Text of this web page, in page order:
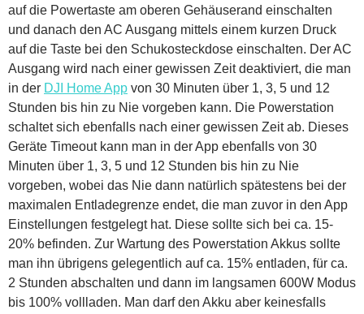
auf die Powertaste am oberen Gehäuserand einschalten
und danach den AC Ausgang mittels einem kurzen Druck
auf die Taste bei den Schukosteckdose einschalten. Der AC
Ausgang wird nach einer gewissen Zeit deaktiviert, die man
in der DJI Home App von 30 Minuten über 1, 3, 5 und 12
Stunden bis hin zu Nie vorgeben kann. Die Powerstation
schaltet sich ebenfalls nach einer gewissen Zeit ab. Dieses
Geräte Timeout kann man in der App ebenfalls von 30
Minuten über 1, 3, 5 und 12 Stunden bis hin zu Nie
vorgeben, wobei das Nie dann natürlich spätestens bei der
maximalen Entladegrenze endet, die man zuvor in den App
Einstellungen festgelegt hat. Diese sollte sich bei ca. 15-
20% befinden. Zur Wartung des Powerstation Akkus sollte
man ihn übrigens gelegentlich auf ca. 15% entladen, für ca.
2 Stunden abschalten und dann im langsamen 600W Modus
bis 100% vollladen. Man darf den Akku aber keinesfalls